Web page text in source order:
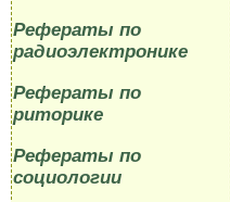
Рефераты по
радиоэлектронике
Рефераты по
риторике
Рефераты по
социологии